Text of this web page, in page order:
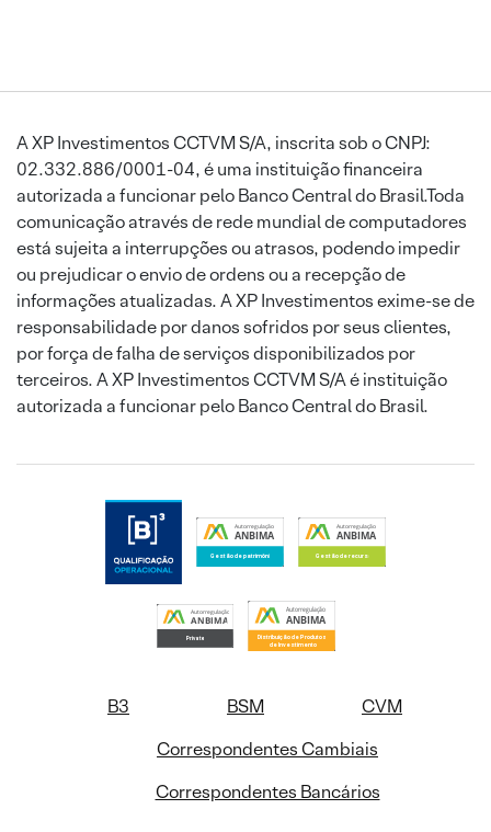
A XP Investimentos CCTVM S/A, inscrita sob o CNPJ:
02.332.886/0001-04, é uma instituição financeira
autorizada a funcionar pelo Banco Central do Brasil.Toda
comunicação através de rede mundial de computadores
está sujeita a interrupções ou atrasos, podendo impedir
ou prejudicar o envio de ordens ou a recepção de
informações atualizadas. A XP Investimentos exime-se de
responsabilidade por danos sofridos por seus clientes,
por força de falha de serviços disponibilizados por
terceiros. A XP Investimentos CCTVM S/A é instituição
autorizada a funcionar pelo Banco Central do Brasil.
B3 BSM
CVM
Correspondentes Cambiais
Correspondentes Bancários